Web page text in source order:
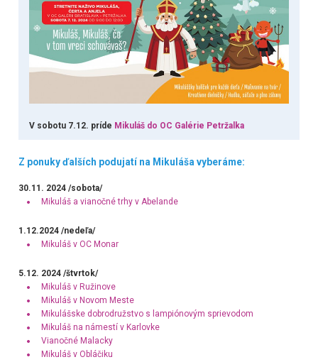
V sobotu 7.12. príde Mikuláš do OC Galérie Petržalka
Z ponuky ďalších podujatí na Mikuláša vyberáme:
30.11. 2024 /sobota/
Mikuláš a vianočné trhy v Abelande
1.12.2024 /nedeľa/
Mikuláš v OC Monar
5.12. 2024 /štvrtok/
Mikuláš v Ružinove
Mikuláš v Novom Meste
Mikulášske dobrodružstvo s lampiónovým sprievodom
Mikuláš na námestí v Karlovke
Vianočné Malacky
Mikuláš v Obláčiku